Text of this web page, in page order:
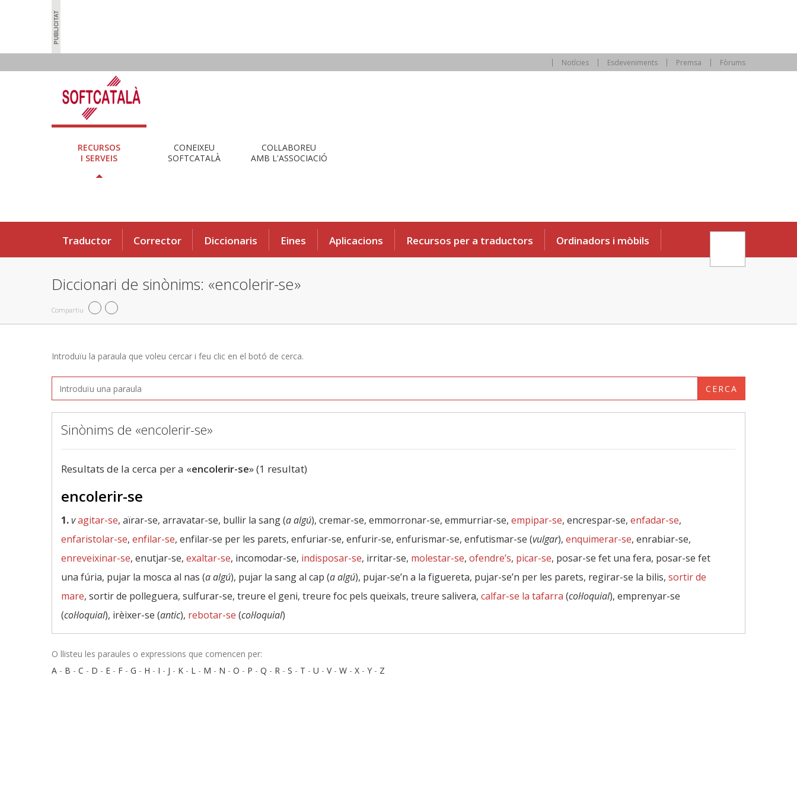
Notícies Esdeveniments Premsa Fòrums
RECURSOS
I SERVEIS
CONEIXEU
SOFTCATALÀ
COL·LABOREU
AMB L'ASSOCIACIÓ
Traductor Corrector Diccionaris Eines Aplicacions Recursos per a traductors Ordinadors i mòbils
Diccionari de sinònims: «encolerir-se»
Compartiu
Introduïu la paraula que voleu cercar i feu clic en el botó de cerca.
CERCA
Sinònims de «encolerir-se»
Resultats de la cerca per a «encolerir-se» (1 resultat)
encolerir-se
1.vagitar-se, aïrar-se, arravatar-se, bullir la sang (a algú), cremar-se, emmorronar-se, emmurriar-se, empipar-se, encrespar-se, enfadar-se,
enfaristolar-se, enfilar-se, enfilar-se per les parets, enfuriar-se, enfurir-se, enfurismar-se, enfutismar-se (vulgar), enquimerar-se, enrabiar-se,
enreveixinar-se, enutjar-se, exaltar-se, incomodar-se, indisposar-se, irritar-se, molestar-se, ofendre’s, picar-se, posar-se fet una fera, posar-se fet
una fúria, pujar la mosca al nas (a algú), pujar la sang al cap (a algú), pujar-se’n a la figuereta, pujar-se’n per les parets, regirar-se la bilis, sortir de
mare, sortir de polleguera, sulfurar-se, treure el geni, treure foc pels queixals, treure salivera, calfar-se la tafarra (col·loquial), emprenyar-se
(col·loquial), irèixer-se (antic), rebotar-se (col·loquial)
O llisteu les paraules o expressions que comencen per:
A - B - C - D - E - F - G - H - I - J - K - L - M - N - O - P - Q - R - S - T - U - V- W - X - Y - Z